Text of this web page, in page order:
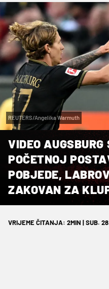
REUTERS/Angelika Warmuth
VIDEO
POČETNOJ
POBJEDE,
ZAKOVAN ZA
VRIJEME ČITANJA: 2MIN | SUB.